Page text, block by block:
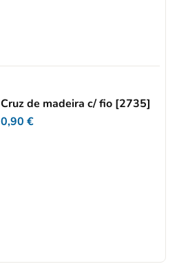
Cruz de madeira c/ fio [2735]
0,90€